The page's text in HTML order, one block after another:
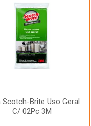
Scotch-Brite Uso Geral
C/ 02Pc 3M